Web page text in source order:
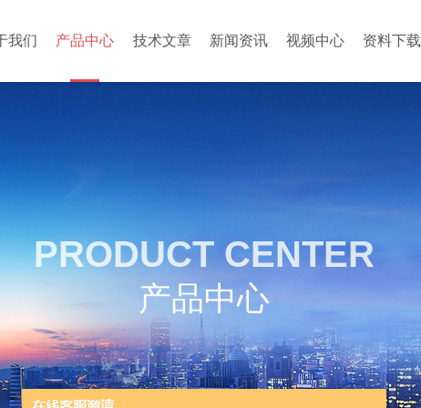
我们 产品中心 技术文章 新闻资讯 视频中心 资料下载
PRODUCT CENTER
产品中心